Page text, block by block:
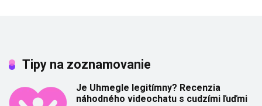
Tipy na zoznamovanie
Je Uhmegle legitímny? Recenzia
náhodného videochatu s cudzími ľuďmi